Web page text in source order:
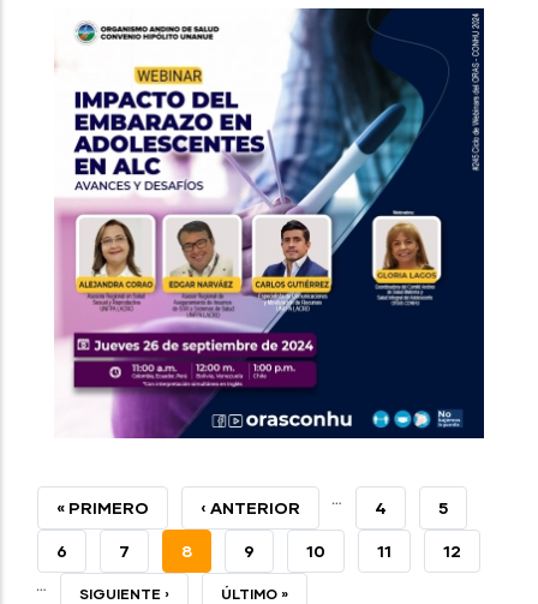
PRIMERA
PÁGINA
« PRIMERO
PÁGINA
ANTERIOR
‹ ANTERIOR … PAGE
4 PAGE
5
PAGE
6 PAGE
7
PÁGINA
ACTUAL
8 PAGE
9 PAGE
10 PAGE
11 PAGE
12
… SIGUIENTE
SIGUIENTE › ÚLTIMA
ÚLTIMO »